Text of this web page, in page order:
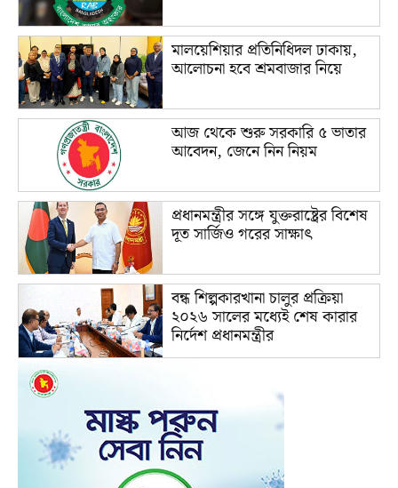
মালয়েশিয়ার প্রতিনিধিদল ঢাকায়,
আলোচনা হবে শ্রমবাজার নিয়ে
আজ থেকে শুরু সরকারি ৫ ভাতার
আবেদন, জেনে নিন নিয়ম
প্রধানমন্ত্রীর সঙ্গে যুক্তরাষ্ট্রের বিশেষ
দূত সার্জিও গরের সাক্ষাৎ
বন্ধ শিল্পকারখানা চালুর প্রক্রিয়া
২০২৬ সালের মধ্যেই শেষ কারার
নির্দেশ প্রধানমন্ত্রীর